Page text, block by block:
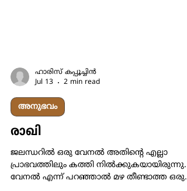
ഹാരിസ് കപ്പൂച്ചിന്‍
Jul 13
2 min read
അനുഭവം
രാഖി
ജലന്ധറില്‍ ഒരു വേനല്‍ അതിന്‍റെ എല്ലാ